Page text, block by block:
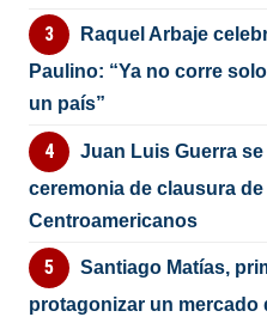
Raquel Arbaje
Paulino: “Ya no corre
un país”
Juan Luis Guerra
ceremonia de clausura
Centroamericanos
Santiago Matías,
protagonizar un mercado